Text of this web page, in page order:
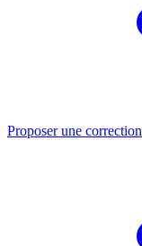
Proposer une correction